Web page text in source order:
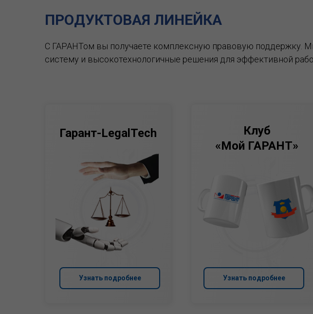
ПРОДУКТОВАЯ ЛИНЕЙКА
С ГАРАНТом вы получаете комплексную правовую поддержку.
систему и высокотехнологичные решения для эффективной
Узнать подробнее
Клуб
«Мой ГАРАНТ»
Узнать подробнее
Гарант-LegalTech